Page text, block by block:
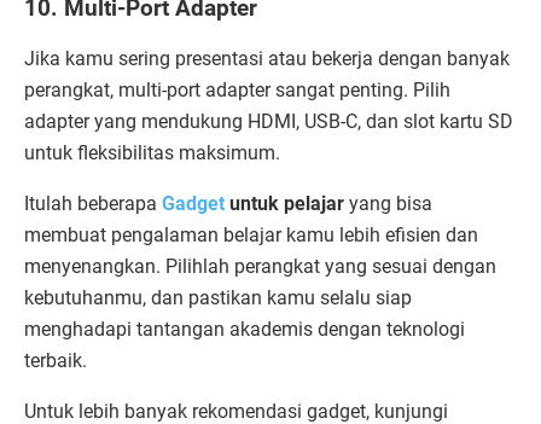
10. Multi-Port Adapter
Jika kamu sering presentasi atau bekerja dengan banyak
perangkat, multi-port adapter sangat penting. Pilih
adapter yang mendukung HDMI, USB-C, dan slot kartu SD
untuk fleksibilitas maksimum.
Itulah beberapa Gadget untuk pelajar yang bisa
membuat pengalaman belajar kamu lebih efisien dan
menyenangkan. Pilihlah perangkat yang sesuai dengan
kebutuhanmu, dan pastikan kamu selalu siap
menghadapi tantangan akademis dengan teknologi
terbaik.
Untuk lebih banyak rekomendasi gadget, kunjungi